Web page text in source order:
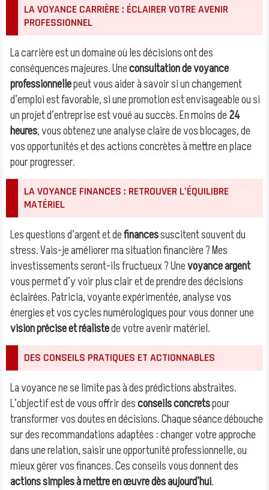
LA VOYANCE CARRIÈRE : ÉCLAIRER VOTRE AVENIR
PROFESSIONNEL
La carrière est un domaine où les décisions ont des
conséquences majeures. Uneconsultation de voyance
professionnellepeut vous aider à savoir si un changement
d’emploi est favorable, si une promotion est envisageable ou si
un projet d’entreprise est voué au succès. En moins de24
heures, vous obtenez une analyse claire de vos blocages, de
vos opportunités et des actions concrètes à mettre en place
pour progresser.
LA VOYANCE FINANCES : RETROUVER L’ÉQUILIBRE
MATÉRIEL
Les questions d’argent et definancessuscitent souvent du
stress. Vais-je améliorer ma situation financière ? Mes
investissements seront-ils fructueux ? Unevoyance argent
vous permet d’y voir plus clair et de prendre des décisions
éclairées. Patricia, voyante expérimentée, analyse vos
énergies et vos cycles numérologiques pour vous donner une
vision précise et réalistede votre avenir matériel.
DES CONSEILS PRATIQUES ET ACTIONNABLES
La voyance ne se limite pas à des prédictions abstraites.
L’objectif est de vous offrir desconseils concretspour
transformer vos doutes en décisions. Chaque séance débouche
sur des recommandations adaptées : changer votre approche
dans une relation, saisir une opportunité professionnelle, ou
mieux gérer vos finances. Ces conseils vous donnent des
actions simples à mettre en œuvre dès aujourd’hui.